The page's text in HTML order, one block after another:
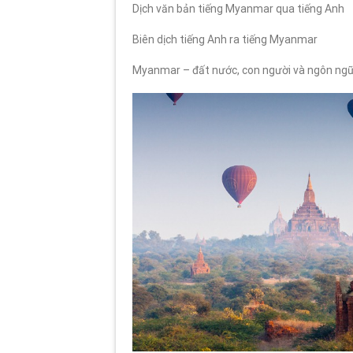
Dịch văn bản tiếng Myanmar qua tiếng Anh
Biên dịch tiếng Anh ra tiếng Myanmar
Myanmar – đất nước, con người và ngôn